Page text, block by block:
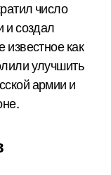
число
и создал
известное как
улучшить
армии и